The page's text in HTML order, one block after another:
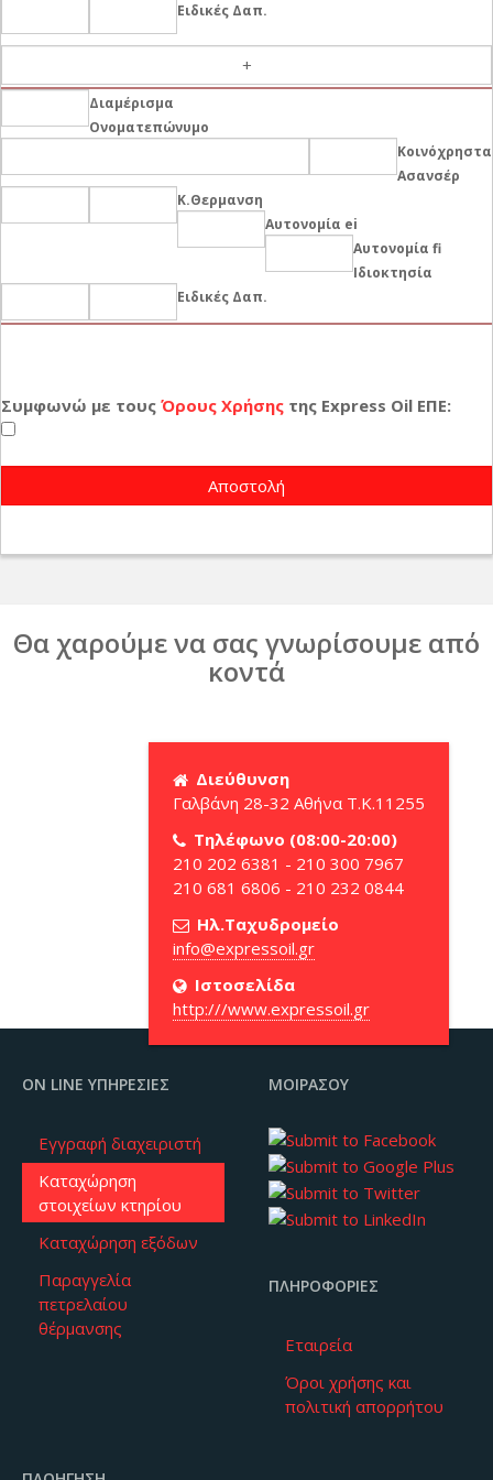
Ειδικές Δαπ.
Διαμέρισμα
Ονοματεπώνυμο
Κοινόχρηστα
Ασανσέρ
Κ.Θερμανση
Αυτονομία ei
Αυτονομία fi
Ιδιοκτησία
Ειδικές Δαπ.
Συμφωνώ με τους Όρους Χρήσης της Express Oil ΕΠΕ:
Θα χαρούμε να σας γνωρίσουμε από
κοντά
Διεύθυνση
Γαλβάνη 28-32 Αθήνα Τ.Κ.11255
Τηλέφωνο (08:00-20:00)
210 202 6381 - 210 300 7967
210 681 6806 - 210 232 0844
Ηλ.Ταχυδρομείο
Ιστοσελίδα
http:///www.expressoil.gr
ON LINE ΥΠΗΡΕΣΊΕΣ
Εγγραφή διαχειριστή
Καταχώρηση
στοιχείων κτηρίου
Καταχώρηση εξόδων
Παραγγελία
πετρελαίου
θέρμανσης
ΜΟΙΡΆΣΟΥ
ΠΛΗΡΟΦΟΡΊΕΣ
Εταιρεία
Όροι χρήσης και
πολιτική απορρήτου